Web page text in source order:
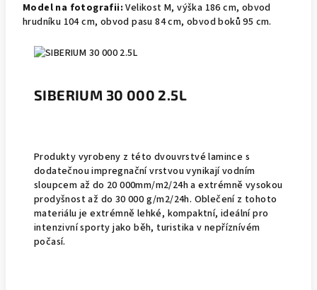
Model na fotografii: Velikost M, výška 186 cm, obvod
hrudníku 104 cm, obvod pasu 84 cm, obvod boků 95 cm.
SIBERIUM 30 000 2.5L
Produkty vyrobeny z této dvouvrstvé lamince s
dodatečnou impregnační vrstvou vynikají vodním
sloupcem až do 20 000mm/m2/24h a extrémně vysokou
prodyšnost až do 30 000 g/m2/24h. Oblečení z tohoto
materiálu je extrémně lehké, kompaktní, ideální pro
intenzivní sporty jako běh, turistika v nepříznívém
počasí.